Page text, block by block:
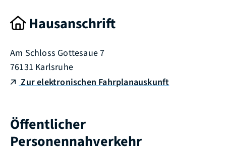
Hausanschrift
Am Schloss Gottesaue 7
76131 Karlsruhe
Zur elektronischen Fahrplanauskunft
Öffentlicher
Personennahverkehr